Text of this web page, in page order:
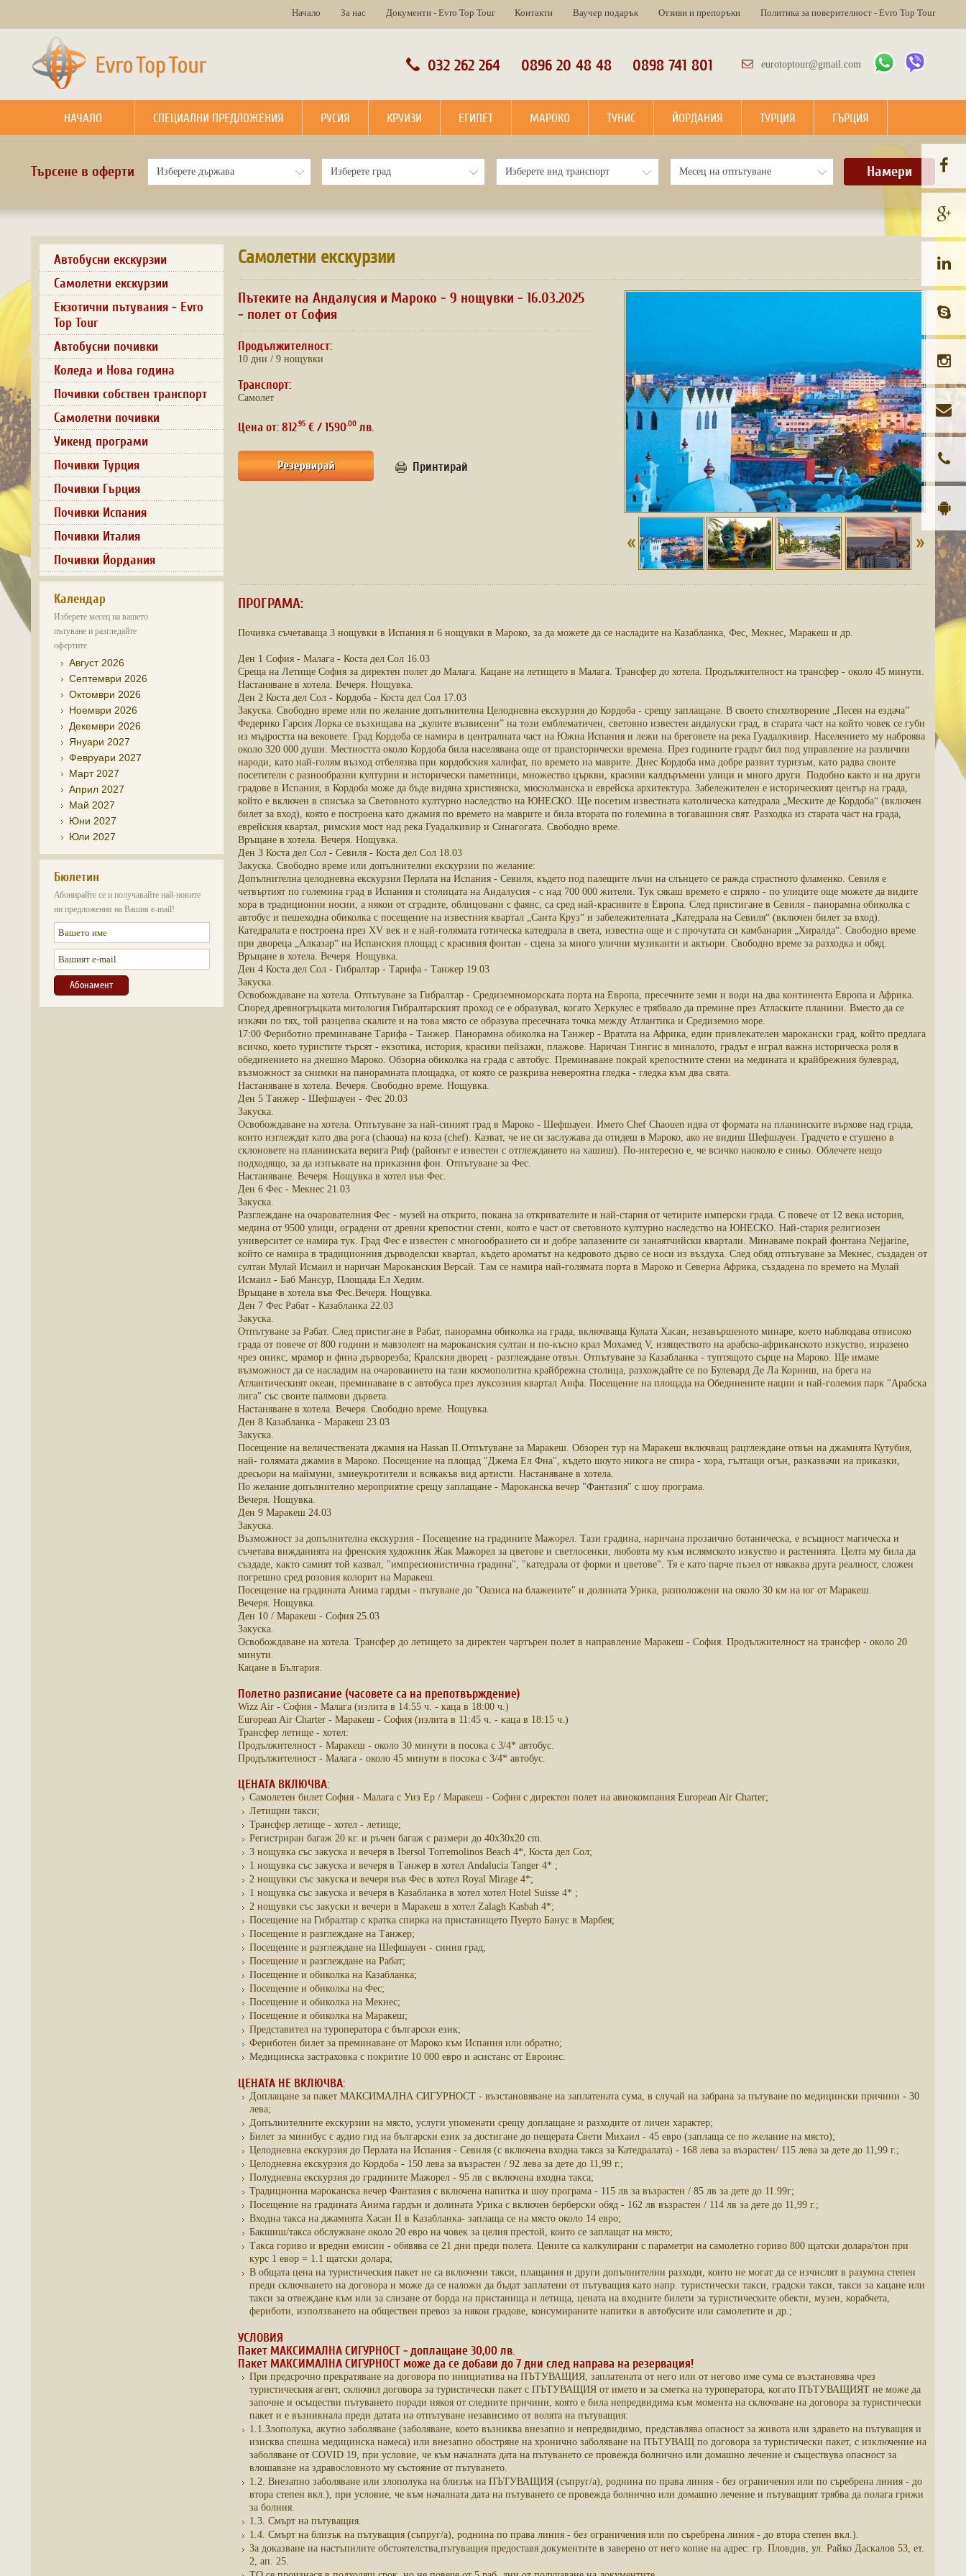
Начало За нас Документи - Evro Top Tour Контакти Ваучер подарък Отзиви и препоръки Политика за поверителност - Evro Top Tour
032 262 264 0896 20 48 48 0898 741 801 eurotoptour@gmail.com
НАЧАЛО СПЕЦИАЛНИ ПРЕДЛОЖЕНИЯ РУСИЯ КРУИЗИ ЕГИПЕТ МАРОКО ТУНИС ЙОРДАНИЯ ТУРЦИЯ ГЪРЦИЯ
Търсене в оферти Намери
Автобусни екскурзии
Самолетни екскурзии
Екзотични пътувания - Evro
Top Tour
Автобусни почивки
Коледа и Нова година
Почивки собствен транспорт
Самолетни почивки
Уикенд програми
Почивки Турция
Почивки Гърция
Почивки Испания
Почивки Италия
Почивки Йордания
Календар
Изберете месец на вашето
пътуване и разгледайте
офертите
Август 2026
Септември 2026
Октомври 2026
Ноември 2026
Декември 2026
Януари 2027
Февруари 2027
Март 2027
Април 2027
Май 2027
Юни 2027
Юли 2027
Бюлетин
Абонирайте се и получавайте най-новите
ни предложения на Вашия e-mail!
Самолетни екскурзии
Пътеките на Андалусия и Мароко - 9 нощувки - 16.03.2025
- полет от София
Продължителност:
10 дни / 9 нощувки
Транспорт:
Самолет
Цена от: 812.95 € / 1590.00 лв.
Принтирай
ПРОГРАМА:
Почивка съчетаваща 3 нощувки в Испания и 6 нощувки в Мароко, за да можете да се насладите на Казабланка, Фес, Мекнес, Маракеш и др.
Ден 1 София - Малага - Коста дел Сол 16.03
Среща на Летище София за директен полет до Малага. Кацане на летището в Малага. Трансфер до хотела. Продължителност на трансфер - около 45 минути.
Настаняване в хотела. Вечеря. Нощувка.
Ден 2 Коста дел Сол - Кордоба - Коста дел Сол 17.03
Закуска. Свободно време или по желание допълнителна Целодневна екскурзия до Кордоба - срещу заплащане. В своето стихотворение „Песен на ездача”
Федерико Гарсия Лорка се възхищава на „кулите възвисени” на този емблематичен, световно известен андалуски град, в старата част на който човек се губи
из мъдростта на вековете. Град Кордоба се намира в централната част на Южна Испания и лежи на бреговете на река Гуадалкивир. Населението му наброява
около 320 000 души. Местността около Кордоба била населявана още от праисторически времена. През годините градът бил под управление на различни
народи, като най-голям възход отбелязва при кордобския халифат, по времето на маврите. Днес Кордоба има добре развит туризъм, като радва своите
посетители с разнообразни културни и исторически паметници, множество църкви, красиви калдъръмени улици и много други. Подобно както и на други
градове в Испания, в Кордоба може да бъде видяна християнска, мюсюлманска и еврейска архитектура. Забележителен е историческият център на града,
който е включен в списъка за Световното културно наследство на ЮНЕСКО. Ще посетим известната католическа катедрала „Меските де Кордоба“ (включен
билет за вход), която е построена като джамия по времето на маврите и била втората по големина в тогавашния свят. Разходка из старата част на града,
еврейския квартал, римския мост над река Гуадалкивир и Синагогата. Свободно време.
Връщане в хотела. Вечеря. Нощувка.
Ден 3 Коста дел Сол - Севиля - Коста дел Сол 18.03
Закуска. Свободно време или допълнителни екскурзии по желание:
Допълнителна целодневна екскурзия Перлата на Испания - Севиля, където под палещите лъчи на слънцето се ражда страстното фламенко. Севиля е
четвъртият по големина град в Испания и столицата на Андалусия - с над 700 000 жители. Тук сякаш времето е спряло - по улиците още можете да видите
хора в традиционни носии, а някои от сградите, облицовани с фаянс, са сред най-красивите в Европа. След пристигане в Севиля - панорамна обиколка с
автобус и пешеходна обиколка с посещение на известния квартал „Санта Круз“ и забележителната „Катедрала на Севиля“ (включен билет за вход).
Катедралата е построена през XV век и е най-голямата готическа катедрала в света, известна още и с прочутата си камбанария „Хиралда“. Свободно време
при двореца „Алказар“ на Испанския площад с красивия фонтан - сцена за много улични музиканти и актьори. Свободно време за разходка и обяд.
Връщане в хотела. Вечеря. Нощувка.
Ден 4 Коста дел Сол - Гибралтар - Тарифа - Танжер 19.03
Закуска.
Освобождаване на хотела. Отпътуване за Гибралтар - Средиземноморската порта на Европа, пресечните земи и води на два континента Европа и Африка.
Според древногръцката митология Гибралтарският проход се е образувал, когато Херкулес е трябвало да премине през Атласките планини. Вместо да се
изкачи по тях, той разцепва скалите и на това място се образува пресечната точка между Атлантика и Средиземно море.
17:00 Фериботно преминаване Тарифа - Танжер. Панорамна обиколка на Танжер - Вратата на Африка, един привлекателен марокански град, който предлага
всичко, което туристите търсят - екзотика, история, красиви пейзажи, плажове. Наричан Тингис в миналото, градът е играл важна историческа роля в
обединението на днешно Мароко. Обзорна обиколка на града с автобус. Преминаване покрай крепостните стени на медината и крайбрежния булеврад,
възможност за снимки на панорамната площадка, от която се разкрива невероятна гледка - гледка към два свята.
Настаняване в хотела. Вечеря. Свободно време. Нощувка.
Ден 5 Танжер - Шефшауен - Фес 20.03
Закуска.
Освобождаване на хотела. Отпътуване за най-синият град в Мароко - Шефшауен. Името Chef Chaouen идва от формата на планинските върхове над града,
които изглеждат като два рога (chaoua) на коза (chef). Казват, че не си заслужава да отидеш в Мароко, ако не видиш Шефшауен. Градчето е сгушено в
склоновете на планинската верига Риф (районът е известен с отглеждането на хашиш). По-интересно е, че всичко наоколо е синьо. Облечете нещо
подходящо, за да изпъквате на приказния фон. Отпътуване за Фес.
Настаняване. Вечеря. Нощувка в хотел във Фес.
Ден 6 Фес - Мекнес 21.03
Закуска.
Разглеждане на очарователния Фес - музей на открито, покана за откривателите и най-стария от четирите имперски града. С повече от 12 века история,
медина от 9500 улици, оградени от древни крепостни стени, която е част от световното културно наследство на ЮНЕСКО. Най-стария религиозен
университет се намира тук. Град Фес е известен с многообразието си и добре запазените си занаятчийски квартали. Минаваме покрай фонтана Nejjarine,
който се намира в традиционния дърводелски квартал, където ароматът на кедровото дърво се носи из въздуха. След обяд отпътуване за Мекнес, създаден от
султан Мулай Исмаил и наричан Мароканския Версай. Там се намира най-голямата порта в Мароко и Северна Африка, създадена по времето на Мулай
Исмаил - Баб Мансур, Площада Ел Хедим.
Връщане в хотела във Фес.Вечеря. Нощувка.
Ден 7 Фес Рабат - Казабланка 22.03
Закуска.
Отпътуване за Рабат. След пристигане в Рабат, панорамна обиколка на града, включваща Кулата Хасан, незавършеното минаре, което наблюдава отвисоко
града от повече от 800 години и мавзолеят на мароканския султан и по-късно крал Мохамед V, изяществото на арабско-африканското изкуство, изразено
чрез оникс, мрамор и фина дърворезба; Кралския дворец - разглеждане отвън. Отпътуване за Казабланка - туптящото сърце на Мароко. Ще имаме
възможност да се насладим на очарованието на тази космополитна крайбрежна столица, разхождайте се по Булевард Де Ла Корниш, на брега на
Атлантическият океан, преминаване в с автобуса през луксозния квартал Анфа. Посещение на площада на Обединените нации и най-големия парк "Арабска
лига" със своите палмови дървета.
Настаняване в хотела. Вечеря. Свободно време. Нощувка.
Ден 8 Казабланка - Маракеш 23.03
Закуска.
Посещение на величествената джамия на Hassan II.Отпътуване за Маракеш. Обзорен тур на Маракеш включващ рацглеждане отвън на джамията Кутубия,
най- голямата джамия в Мароко. Посещение на площад "Джема Ел Фна", където шоуто никога не спира - хора, гълтащи огън, разказвачи на приказки,
дресьори на маймуни, змиеукротители и всякакъв вид артисти. Настаняване в хотела.
По желание допълнително мероприятие срещу заплащане - Мароканска вечер "Фантазия" с шоу програма.
Вечеря. Нощувка.
Ден 9 Маракеш 24.03
Закуска.
Възможност за допълнителна екскурзия - Посещение на градините Мажорел. Тази градина, наричана прозаично ботаническа, е всъщност магическа и
съчетава вижданията на френския художник Жак Мажорел за цветове и светлосенки, любовта му към ислямското изкуство и растенията. Целта му била да
създаде, както самият той казвал, "импресионистична градина", "катедрала от форми и цветове". Тя е като парче пъзел от някаква друга реалност, сложен
погрешно сред розовия колорит на Маракеш.
Посещение на градината Анима гардън - пътуване до "Оазиса на блажените" и долината Урика, разположени на около 30 км на юг от Маракеш.
Вечеря. Нощувка.
Ден 10 / Маракеш - София 25.03
Закуска.
Освобождаване на хотела. Трансфер до летището за директен чартърен полет в направление Маракеш - София. Продължителност на трансфер - около 20
минути.
Кацане в България.
Полетно разписание (часовете са на препотвърждение)
Wizz Air - София - Малага (излита в 14:55 ч. - каца в 18:00 ч.)
European Air Charter - Маракеш - София (излита в 11:45 ч. - каца в 18:15 ч.)
Трансфер летище - хотел:
Продължителност - Маракеш - около 30 минути в посока с 3/4* автобус.
Продължителност - Малага - около 45 минути в посока с 3/4* автобус.
ЦЕНАТА ВКЛЮЧВА:
Самолетен билет София - Малага с Уиз Ер / Маракеш - София с директен полет на авиокомпания European Air Charter;
Летищни такси;
Трансфер летище - хотел - летище;
Регистриран багаж 20 кг. и ръчен багаж с размери до 40x30x20 cm.
3 нощувка със закуска и вечеря в Ibersol Torremolinos Beach 4*, Коста дел Сол;
1 нощувка със закуска и вечеря в Танжер в хотел Andalucia Tanger 4* ;
2 нощувки със закуска и вечеря във Фес в хотел Royal Mirage 4*;
1 нощувка със закуска и вечеря в Казабланка в хотел хотел Hotel Suisse 4* ;
2 нощувки със закуски и вечери в Маракеш в хотел Zalagh Kasbah 4*;
Посещение на Гибралтар с кратка спирка на пристанището Пуерто Банус в Марбея;
Посещение и разглеждане на Танжер;
Посещение и разглеждане на Шефшауен - синия град;
Посещение и разглеждане на Рабат;
Посещение и обиколка на Казабланка;
Посещение и обиколка на Фес;
Посещение и обиколка на Мекнес;
Посещение и обиколка на Маракеш;
Представител на туроператора с български език;
Фериботен билет за преминаване от Мароко към Испания или обратно;
Медицинска застраховка с покритие 10 000 евро и асистанс от Евроинс.
ЦЕНАТА НЕ ВКЛЮЧВА:
Доплащане за пакет МАКСИМАЛНА СИГУРНОСТ - възстановяване на заплатената сума, в случай на забрана за пътуване по медицински причини - 30
лева;
Допълнителните екскурзии на място, услуги упоменати срещу доплащане и разходите от личен характер;
Билет за минибус с аудио гид на български език за достигане до пещерата Свети Михаил - 45 евро (заплаща се по желание на място);
Целодневна екскурзия до Перлата на Испания - Севиля (с включена входна такса за Катедралата) - 168 лева за възрастен/ 115 лева за дете до 11,99 г.;
Целодневна екскурзия до Кордоба - 150 лева за възрастен / 92 лева за дете до 11,99 г.;
Полудневна екскурзия до градините Мажорел - 95 лв с включена входна такса;
Традиционна мароканска вечер Фантазия с включена напитка и шоу програма - 115 лв за възрастен / 85 лв за дете до 11.99г;
Посещение на градината Анима гардън и долината Урика с включен берберски обяд - 162 лв възрастен / 114 лв за дете до 11,99 г.;
Входна такса на джамията Хасан ІІ в Казабланка- заплаща се на място около 14 евро;
Бакшиш/такса обслужване около 20 евро на човек за целия престой, които се заплащат на място;
Такса гориво и вредни емисии - обявява се 21 дни преди полета. Цените са калкулирани с параметри на самолетно гориво 800 щатски долара/тон при
курс 1 евор = 1.1 щатски долара;
В общата цена на туристическия пакет не са включени такси, плащания и други допълнителни разходи, които не могат да се изчислят в разумна степен
преди сключването на договора и може да се наложи да бъдат заплатени от пътуващия като напр. туристически такси, градски такси, такси за кацане или
такси за отвеждане към или за слизане от борда на пристанища и летища, цената на входните билети за туристическите обекти, музеи, корабчета,
фериботи, използването на обществен превоз за някои градове, консумираните напитки в автобусите или самолетите и др.;
УСЛОВИЯ
Пакет МАКСИМАЛНА СИГУРНОСТ - доплащане 30,00 лв.
Пакет МАКСИМАЛНА СИГУРНОСТ може да се добави до 7 дни след направа на резервация!
При предсрочно прекратяване на договора по инициатива на ПЪТУВАЩИЯ, заплатената от него или от негово име сума се възстановява чрез
туристическия агент, сключил договора за туристически пакет с ПЪТУВАЩИЯ от името и за сметка на туроператора, когато ПЪТУВАЩИЯТ не може да
започне и осъществи пътуването поради някоя от следните причини, която е била непредвидима към момента на сключване на договора за туристически
пакет и е възникнала преди датата на отпътуване независимо от волята на пътуващия:
1.1.Злополука, акутно заболяване (заболяване, което възниква внезапно и непредвидимо, представлява опасност за живота или здравето на пътуващия и
изисква спешна медицинска намеса) или внезапно обостряне на хронично заболяване на ПЪТУВАЩ по договора за туристически пакет, с изключение на
заболяване от COVID 19, при условие, че към началната дата на пътуването се провежда болнично или домашно лечение и съществува опасност за
влошаване на здравословното му състояние от пътуването.
1.2. Внезапно заболяване или злополука на близък на ПЪТУВАЩИЯ (съпруг/а), роднина по права линия - без ограничения или по съребрена линия - до
втора степен вкл.), при условие, че към началната дата на пътуването се провежда болнично или домашно лечение и пътуващият трябва да полага грижи
за болния.
1.3. Смърт на пътуващия.
1.4. Смърт на близък на пътуващия (съпруг/а), роднина по права линия - без ограничения или по съребрена линия - до втора степен вкл.).
За доказване на настъпилите обстоятелства,пътуващия предоставя документите в заверено от него копие на адрес: гр. Пловдив, ул. Райко Даскалов 53, ет.
2, ап. 25.